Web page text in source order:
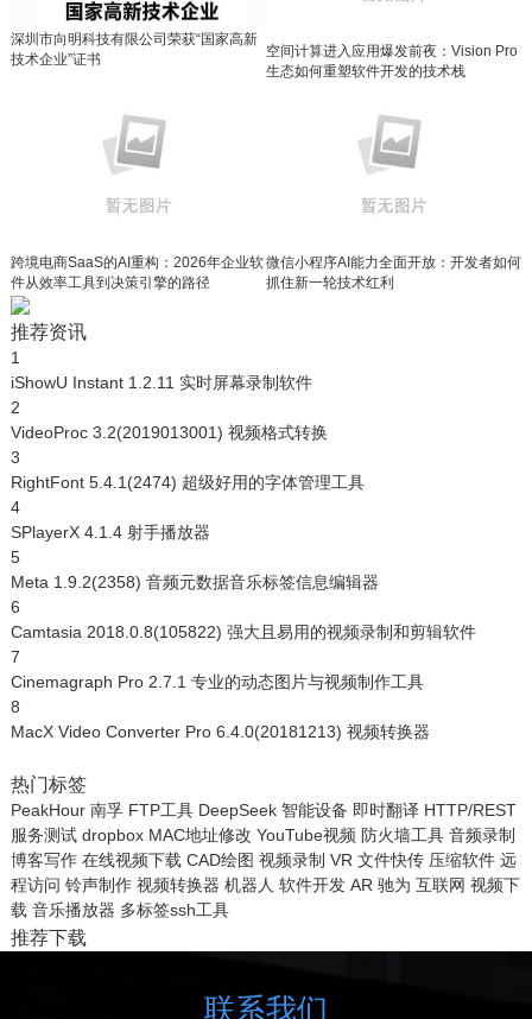
深圳市向明科技有限公司荣获“国家高新
技术企业”证书
空间计算进入应用爆发前夜：Vision Pro
生态如何重塑软件开发的技术栈
跨境电商SaaS的AI重构：2026年企业软
件从效率工具到决策引擎的路径
微信小程序AI能力全面开放：开发者如何
抓住新一轮技术红利
推荐资讯
1
iShowU Instant 1.2.11 实时屏幕录制软件
2
VideoProc 3.2(2019013001) 视频格式转换
3
RightFont 5.4.1(2474) 超级好用的字体管理工具
4
SPlayerX 4.1.4 射手播放器
5
Meta 1.9.2(2358) 音频元数据音乐标签信息编辑器
6
Camtasia 2018.0.8(105822) 强大且易用的视频录制和剪辑软件
7
Cinemagraph Pro 2.7.1 专业的动态图片与视频制作工具
8
MacX Video Converter Pro 6.4.0(20181213) 视频转换器
热门标签
PeakHour 南孚 FTP工具 DeepSeek 智能设备 即时翻译 HTTP/REST
服务测试 dropbox MAC地址修改 YouTube视频 防火墙工具 音频录制
博客写作 在线视频下载 CAD绘图 视频录制 VR 文件快传 压缩软件 远
程访问 铃声制作 视频转换器 机器人 软件开发 AR 驰为 互联网 视频下
载 音乐播放器 多标签ssh工具
推荐下载
联系我们